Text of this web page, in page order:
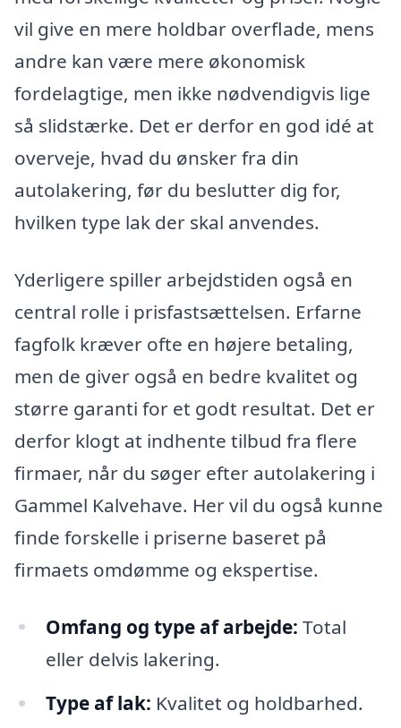
vil give en mere holdbar overflade, mens
andre kan være mere økonomisk
fordelagtige, men ikke nødvendigvis lige
så slidstærke. Det er derfor en god idé at
overveje, hvad du ønsker fra din
autolakering, før du beslutter dig for,
hvilken type lak der skal anvendes.
Yderligere spiller arbejdstiden også en
central rolle i prisfastsættelsen. Erfarne
fagfolk kræver ofte en højere betaling,
men de giver også en bedre kvalitet og
større garanti for et godt resultat. Det er
derfor klogt at indhente tilbud fra flere
firmaer, når du søger efter autolakering i
Gammel Kalvehave. Her vil du også kunne
finde forskelle i priserne baseret på
firmaets omdømme og ekspertise.
Omfang og type af arbejde: Total
eller delvis lakering.
Type af lak: Kvalitet og holdbarhed.